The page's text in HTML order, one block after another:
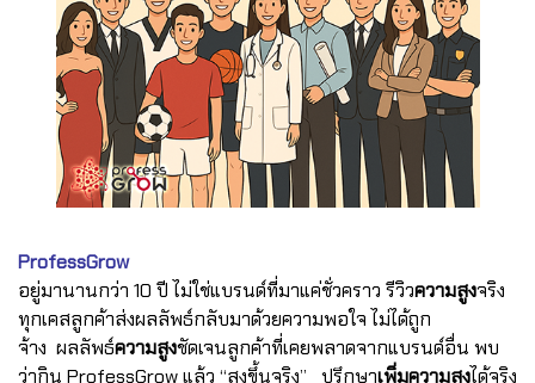
ProfessGrow
อยู่มานานกว่า 10 ปี ไม่ใช่แบรนด์ที่มาแค่ชั่วคราว รีวิวความสูงจริง
ทุกเคสลูกค้าส่งผลลัพธ์กลับมาด้วยความพอใจ ไม่ได้ถูก
จ้าง ผลลัพธ์ความสูงชัดเจนลูกค้าที่เคยพลาดจากแบรนด์อื่น พบ
ว่ากิน ProfessGrow แล้ว “สูงขึ้นจริง” ปรึกษาเพิ่มความสูงได้จริง